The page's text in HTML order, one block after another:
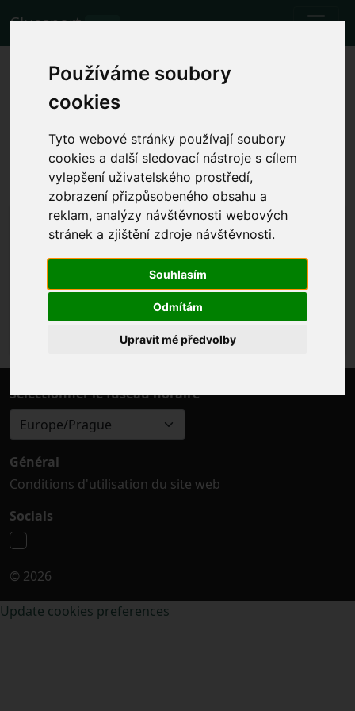
Používáme soubory
cookies
Tyto webové stránky používají soubory
cookies a další sledovací nástroje s cílem
vylepšení uživatelského prostředí,
zobrazení přizpůsobeného obsahu a
reklam, analýzy návštěvnosti webových
stránek a zjištění zdroje návštěvnosti.
Souhlasím
Odmítám
Upravit mé předvolby
Cluesport BETA
Les meilleurs billets d'avion et
tickets pour le match de
football RB Leipzig vs VfL
Bochum.
Matchs 7.10.2023 RB Leipzig - VfL Bochum
Afficher l'heure locale du match
sam. 7.10.2023 l'heure sera déterminée
Red Bull Arena, Leipzig (Germany)
Bundesliga
L'événement a déjà eu lieu. Cependant, vous pouvez
essayer un autre événement.
Sélectionner le fuseau horaire
Europe/Prague
Général
Conditions d'utilisation du site web
Socials
© 2026
Update cookies preferences